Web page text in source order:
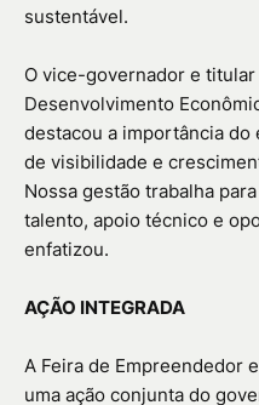
sustentável.
O vice-governador e
Desenvolvimento
destacou a importância do
de visibilidade e
Nossa gestão trabalha
talento, apoio técnico e
enfatizou.
AÇÃO INTEGRADA
A Feira de Empreendedor
uma ação conjunta do